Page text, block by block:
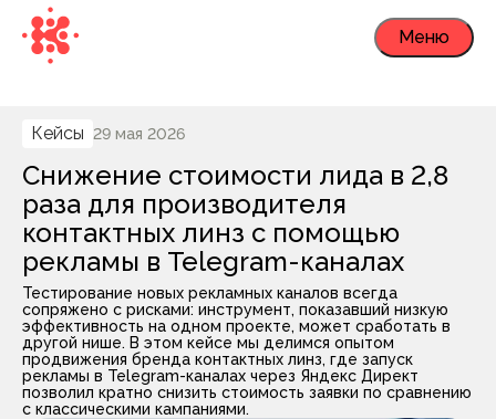
Меню
Кейсы 29 мая 2026
Снижение стоимости лида в 2,8
раза для производителя
контактных линз с помощью
рекламы в Telegram-каналах
Тестирование новых рекламных каналов всегда
сопряжено с рисками: инструмент, показавший низкую
эффективность на одном проекте, может сработать в
другой нише. В этом кейсе мы делимся опытом
продвижения бренда контактных линз, где запуск
рекламы в Telegram-каналах через Яндекс Директ
позволил кратно снизить стоимость заявки по сравнению
с классическими кампаниями.